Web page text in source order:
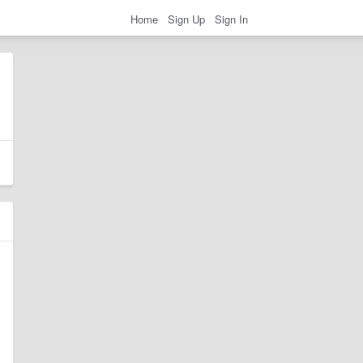
Home Sign Up Sign In